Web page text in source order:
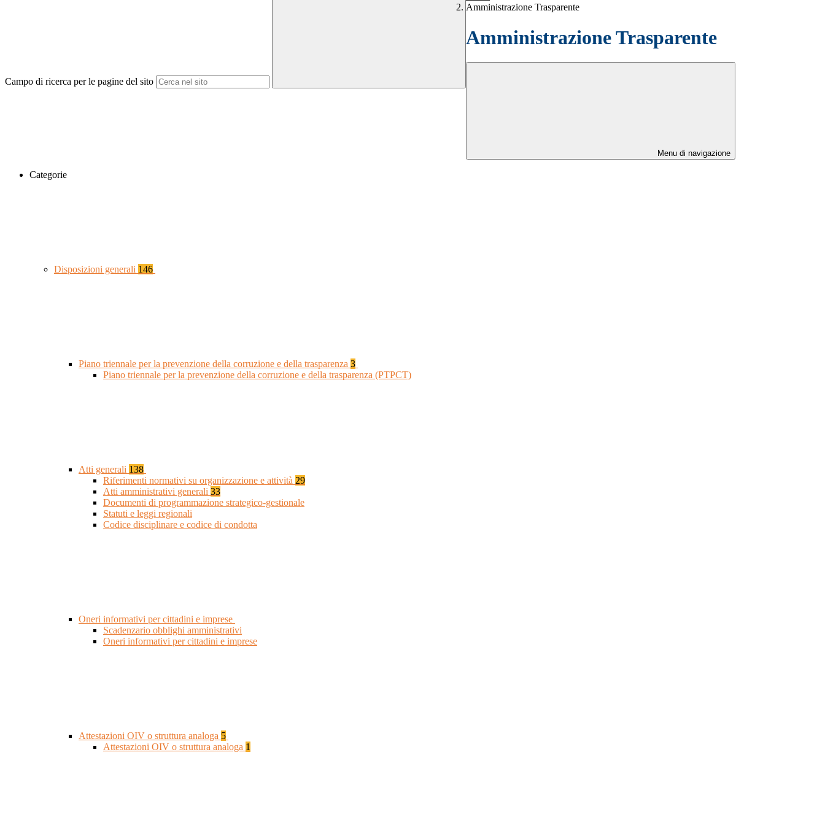
Campo di ricerca per le pagine del sito
Amministrazione Trasparente
Amministrazione Trasparente
Menu di navigazione
Categorie
Disposizioni generali 146
Piano triennale per la prevenzione della corruzione e della trasparenza 3
Piano triennale per la prevenzione della corruzione e della trasparenza (PTPCT)
Atti generali 138
Riferimenti normativi su organizzazione e attività 29
Atti amministrativi generali 33
Documenti di programmazione strategico-gestionale
Statuti e leggi regionali
Codice disciplinare e codice di condotta
Oneri informativi per cittadini e imprese
Scadenzario obblighi amministrativi
Oneri informativi per cittadini e imprese
Attestazioni OIV o struttura analoga 5
Attestazioni OIV o struttura analoga 1